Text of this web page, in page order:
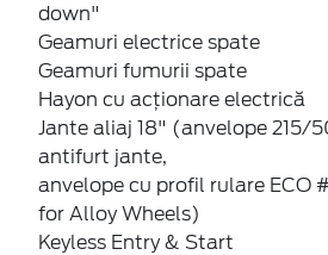
down"
Geamuri electrice spate
Geamuri fumurii spate
Hayon cu acționare electrică
Jante aliaj 18" (anvelope 215/
antifurt jante,
anvelope cu profil rulare ECO
for Alloy Wheels)
Keyless Entry & Start